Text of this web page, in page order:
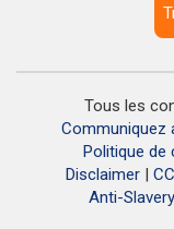
Tous les
Communiquez
Politique de
Disclaimer|
Anti-